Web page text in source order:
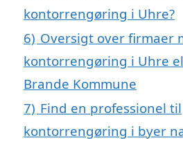
kontorrengøring i Uhre?
6) Oversigt over firmaer
kontorrengøring i Uhre
Brande Kommune
7) Find en professionel til
kontorrengøring i byer